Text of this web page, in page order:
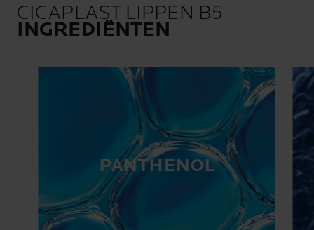
CICAPLAST LIPPEN B5
INGREDIËNTEN
PANTHENOL